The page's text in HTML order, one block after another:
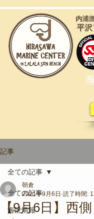
平
内浦
記事
全ての記事
海況情報
全ての記事
【9月6日】西
朝倉
2021年9月6日 読了時間: